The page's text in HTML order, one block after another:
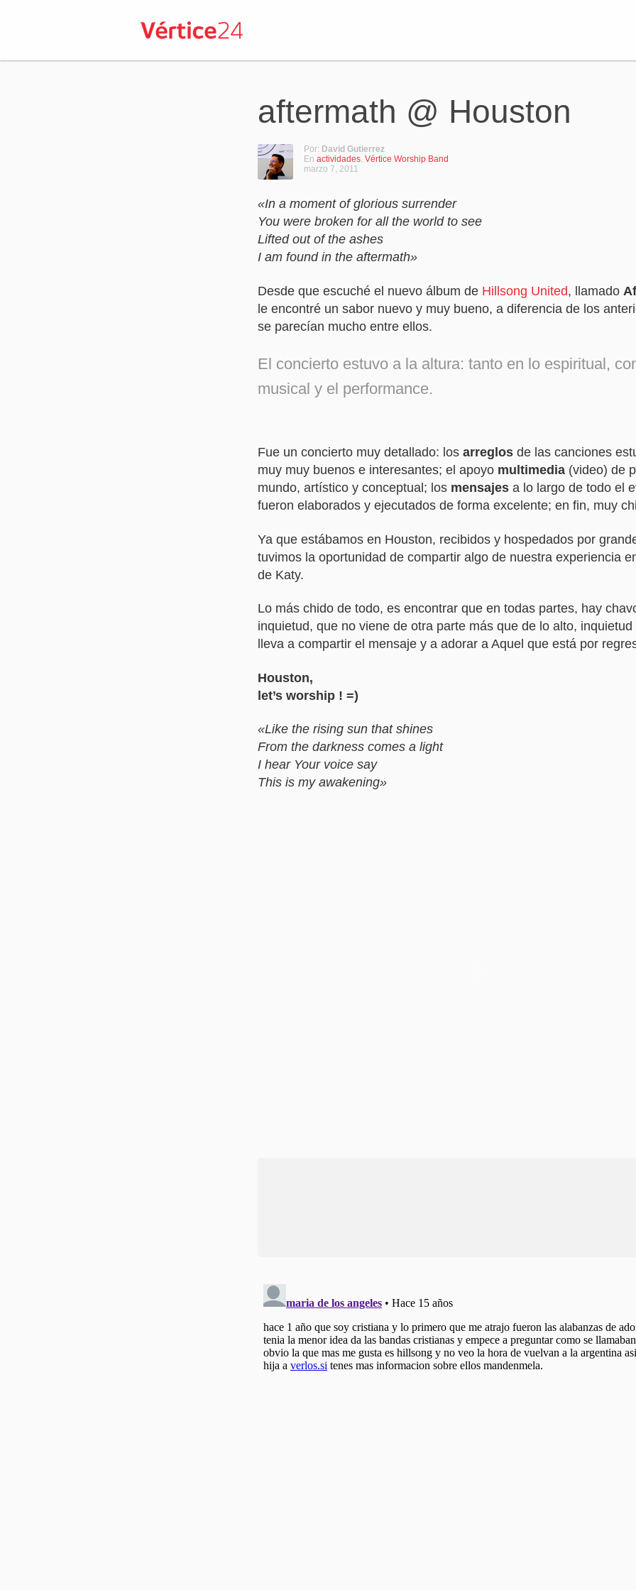
aftermath @ Houston
Por: David Gutierrez
En actividades, Vértice Worship Band
marzo 7, 2011
«In a moment of glorious surrender
You were broken for all the world to see
Lifted out of the ashes
I am found in the aftermath»
Desde que escuché el nuevo álbum de Hillsong United, llamado
le encontré un sabor nuevo y muy bueno, a diferencia de los
se parecí­an mucho entre ellos.
El concierto estuvo a la altura: tanto en lo espiritual,
musical y el performance.
Fue un concierto muy detallado: los arreglosde las canciones
muy muy buenos e interesantes; el apoyo multimedia(video) de
mundo, artí­stico y conceptual; los mensajesa lo largo de todo el
fueron elaborados y ejecutados de forma excelente; en fin, muy
Ya que estábamos en Houston, recibidos y hospedados por
tuvimos la oportunidad de compartir algo de nuestra experiencia
de Katy.
Lo más chido de todo, es encontrar que en todas partes, hay
inquietud, que no viene de otra parte más que de lo alto, inquietud
lleva a compartir el mensaje y a adorar a Aquel que está por
Houston,
let’s worship ! =)
«Like the rising sun that shines
From the darkness comes a light
I hear Your voice say
This is my awakening»